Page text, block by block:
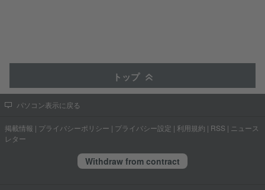
トップ
パソコン表示に戻る
掲載情報 | プライバシーポリシー | プライバシー設定 | 利用規約 | RSS | ニュース
レター
Withdraw from contract